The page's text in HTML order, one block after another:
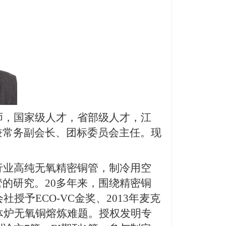
国家级人才，省部级人才，江
务副会长、团标委员会主任。 现
高纯无氧精密铜管，制冷用空
研究。 20多年来，围绕精密铜
授予ECO-VC金奖、2013年麦克
无氧铜熔炼难题。授权发明专